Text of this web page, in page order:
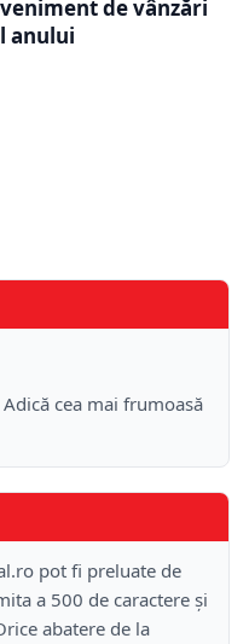
de vânzări
anului
Adică cea mai frumoasă
pot fi preluate de
a 500 de caractere și
abatere de la